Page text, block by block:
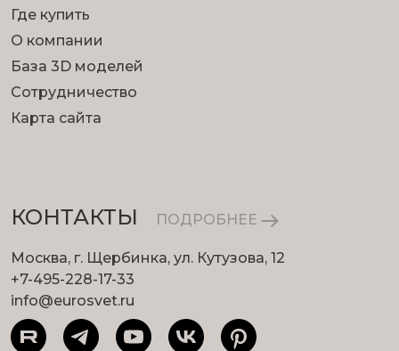
Где купить
О компании
База 3D моделей
Сотрудничество
Карта сайта
КОНТАКТЫ ПОДРОБНЕЕ
Москва, г. Щербинка, ул. Кутузова, 12
+7-495-228-17-33
info@eurosvet.ru